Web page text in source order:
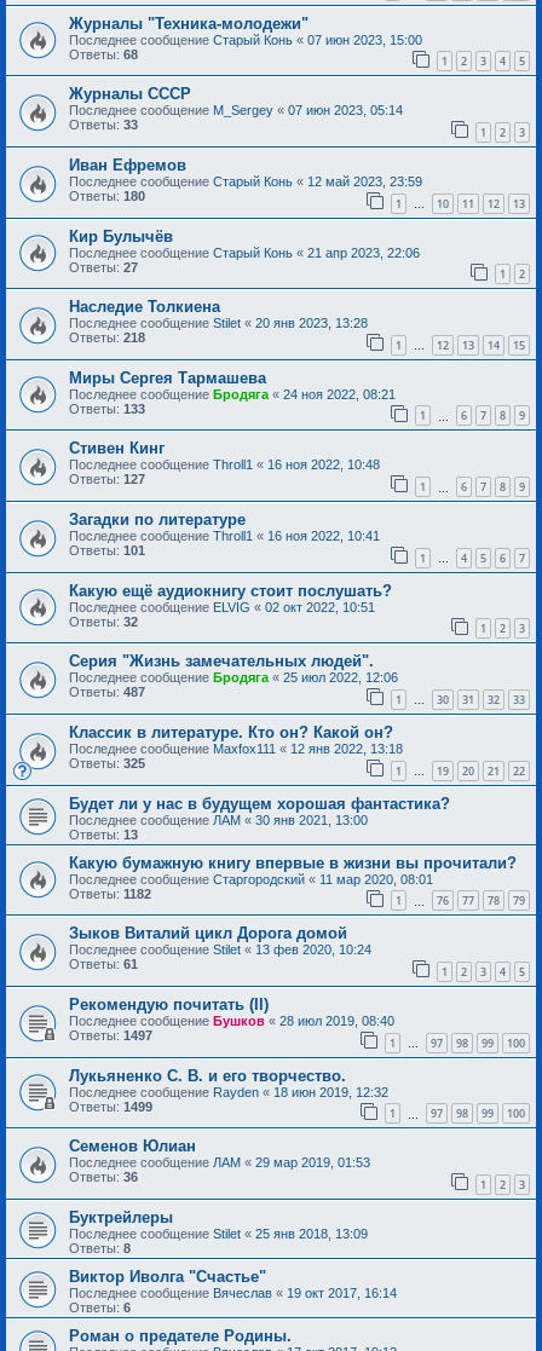
Журналы "Техника-молодежи"
Последнее сообщение Старый Конь « 07 июн 2023, 15:00
Ответы: 68 1 2 3 4 5
Журналы СССР
Последнее сообщение M_Sergey « 07 июн 2023, 05:14
Ответы: 33 1 2 3
Иван Ефремов
Последнее сообщение Старый Конь « 12 май 2023, 23:59
Ответы: 180 1 10 11 12 13
Кир Булычёв
Последнее сообщение Старый Конь « 21 апр 2023, 22:06
Ответы: 27 1 2
Наследие Толкиена
Последнее сообщение Stilet « 20 янв 2023, 13:28
Ответы: 218 1 … 12 13 14 15
Миры Сергея Тармашева
Последнее сообщение Бродяга « 24 ноя 2022, 08:21
Ответы: 133 1 6 7 8 9
Стивен Кинг
Последнее сообщение Throll1 « 16 ноя 2022, 10:48
Ответы: 127 1 6 7 8 9
Загадки по литературе
Последнее сообщение Throll1 « 16 ноя 2022, 10:41
Ответы: 101 1 … 4 5 6 7
Какую ещё аудиокнигу стоит послушать?
Последнее сообщение ELVIG « 02 окт 2022, 10:51
Ответы: 32 1 2 3
Серия "Жизнь замечательных людей".
Последнее сообщение Бродяга « 25 июл 2022, 12:06
Ответы: 487 1 … 30 31 32 33
Классик в литературе. Кто он? Какой он?
Последнее сообщение Maxfox111 « 12 янв 2022, 13:18
Ответы: 325 1 … 19 20 21 22
Будет ли у нас в будущем хорошая фантастика?
Последнее сообщение ЛАМ « 30 янв 2021, 13:00
Ответы: 13
Какую бумажную книгу впервые в жизни вы прочитали?
Последнее сообщение Старгородский « 11 мар 2020, 08:01
Ответы: 1182 1 76 77 78 79
Зыков Виталий цикл Дорога домой
Последнее сообщение Stilet « 13 фев 2020, 10:24
Ответы: 61 1 2 3 4 5
Рекомендую почитать (II)
Последнее сообщение Бушков « 28 июл 2019, 08:40
Ответы: 1497 1 … 97 98 99 100
Лукьяненко С. В. и его творчество.
Последнее сообщение Rayden « 18 июн 2019, 12:32
Ответы: 1499 1 97 98 99 100
Семенов Юлиан
Последнее сообщение ЛАМ « 29 мар 2019, 01:53
Ответы: 36 1 2 3
Буктрейлеры
Последнее сообщение Stilet « 25 янв 2018, 13:09
Ответы: 8
Виктор Иволга "Счастье"
Последнее сообщение Вячеслав « 19 окт 2017, 16:14
Ответы: 6
Роман о предателе Родины.